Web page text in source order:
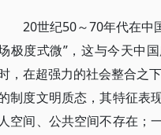
20世纪50～70年代在中
极度式微”，这与今天中
，在超强力的社会整合之
制度文明质态，其特征表
人空间、公共空间不存在；